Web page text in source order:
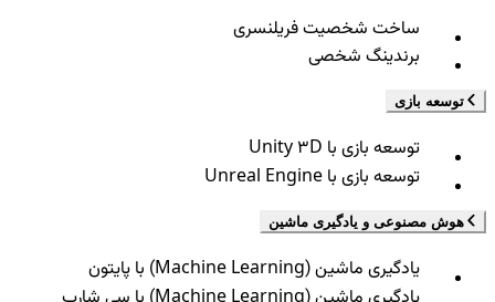
ساخت شخصیت فریلنسری
برندینگ شخصی
توسعه بازی
توسعه بازی با Unity 3D
توسعه بازی با Unreal Engine
هوش مصنوعی و یادگیری ماشین
یادگیری ماشین (Machine Learning) با پایتون